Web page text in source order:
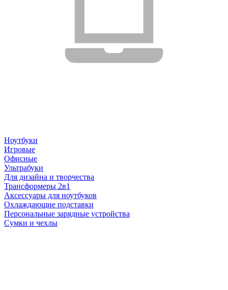
Ноутбуки
Игровые
Офисные
Ультрабуки
Для дизайна и творчества
Трансформеры 2в1
Аксессуары для ноутбуков
Охлаждающие подставки
Персональные зарядные устройства
Сумки и чехлы